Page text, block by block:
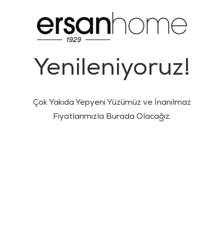
Yenileniyoruz!
Çok Yakıda Yepyeni Yüzümüz ve İnanılmaz
Fiyatlarımızla Burada Olacağız.